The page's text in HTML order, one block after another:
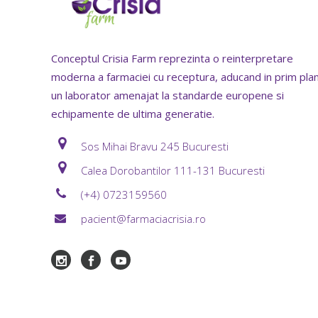
Conceptul Crisia Farm reprezinta o reinterpretare
moderna a farmaciei cu receptura, aducand in prim
un laborator amenajat la standarde europene si
echipamente de ultima generatie.
Sos Mihai Bravu 245 Bucuresti
Calea Dorobantilor 111-131 Bucuresti
(+4) 0723159560
pacient@farmaciacrisia.ro